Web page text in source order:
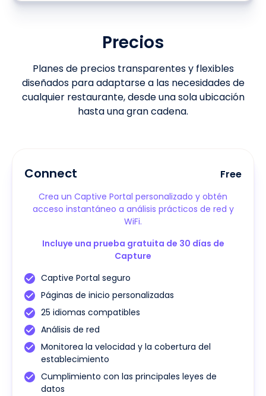
Precios
Planes de precios transparentes y flexibles
diseñados para adaptarse a las necesidades de
cualquier restaurante, desde una sola ubicación
hasta una gran cadena.
Connect Free
Crea un Captive Portal personalizado y obtén
acceso instantáneo a análisis prácticos de red y
WiFi.
Incluye una prueba gratuita de 30 días de
Capture
Captive Portal seguro
Páginas de inicio personalizadas
25 idiomas compatibles
Análisis de red
Monitorea la velocidad y la cobertura del
establecimiento
Cumplimiento con las principales leyes de
datos